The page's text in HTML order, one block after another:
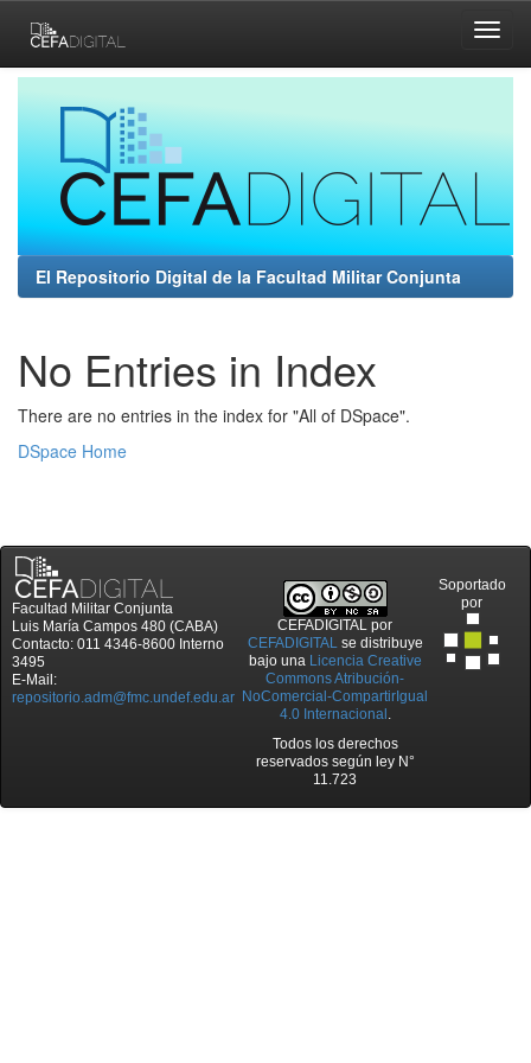
navigation
El Repositorio Digital de la Facultad Militar Conjunta
No Entries in Index
There are no entries in the index for "All of DSpace".
DSpace Home
Facultad Militar Conjunta
Luis María Campos 480 (CABA)
Contacto: 011 4346-8600 Interno
3495
E-Mail:
repositorio.adm@fmc.undef.edu.ar
CEFADIGITAL por
CEFADIGITALse distribuye
bajo una Licencia Creative
Commons Atribución-
NoComercial-CompartirIgual
4.0 Internacional .
Todos los derechos
reservados según ley N°
11.723
Soportado
por